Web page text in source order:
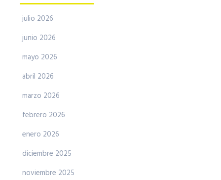
julio 2026
junio 2026
mayo 2026
abril 2026
marzo 2026
febrero 2026
enero 2026
diciembre 2025
noviembre 2025